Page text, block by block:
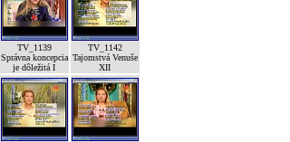
TV_1139
Správna koncepcia
je dôležitá I
TV_1142
Tajomstvá Venuše
XII